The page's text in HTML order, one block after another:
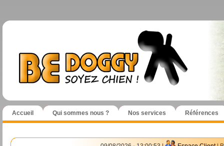
Accueil Qui sommes nous ? Nos services Références